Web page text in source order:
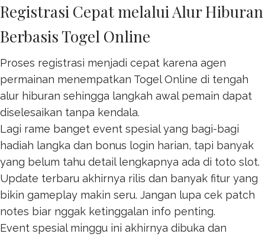
Registrasi Cepat melalui Alur Hiburan
Berbasis Togel Online
Proses registrasi menjadi cepat karena agen
permainan menempatkan Togel Online di tengah
alur hiburan sehingga langkah awal pemain dapat
diselesaikan tanpa kendala.
Lagi rame banget event spesial yang bagi-bagi
hadiah langka dan bonus login harian, tapi banyak
yang belum tahu detail lengkapnya ada di toto slot.
Update terbaru akhirnya rilis dan banyak fitur yang
bikin gameplay makin seru. Jangan lupa cek patch
notes biar nggak ketinggalan info penting.
Event spesial minggu ini akhirnya dibuka dan